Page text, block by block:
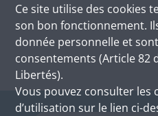
Ce site utilise des cookies
son bon fonctionnement.
donnée personnelle et
consentements (Article 82
Libertés).
Vous pouvez consulter les
d’utilisation sur le lien ci-